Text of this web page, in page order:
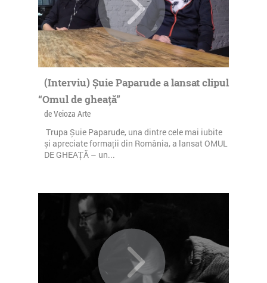
(Interviu) Șuie Paparude a lansat clipul
“Omul de gheață”
de Veioza Arte
Trupa Șuie Paparude, una dintre cele mai iubite
și apreciate formații din România, a lansat OMUL
DE GHEAȚĂ – un...